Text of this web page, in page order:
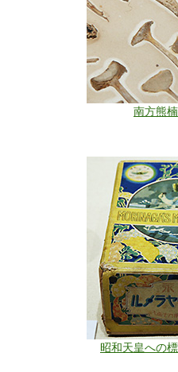
南方熊
昭和天皇への